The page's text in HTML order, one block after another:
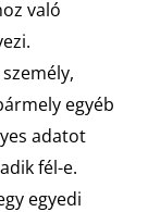
való
egyéb
adatot
fél-e.
egyedi